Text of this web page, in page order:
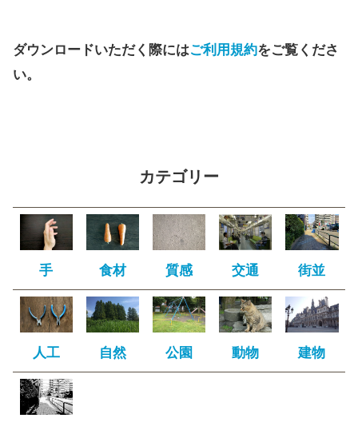
ダウンロードいただく際にはご利用規約をご覧くださ
い。
カテゴリー
手 食材 質感 交通 街並
人工 自然 公園 動物 建物